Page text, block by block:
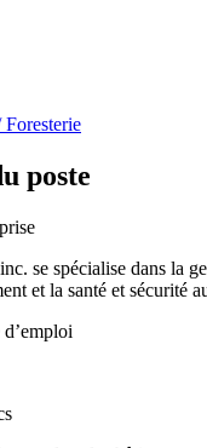
poste
se spécialise dans la
et la santé et sécurité